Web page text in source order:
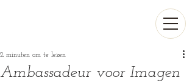
Ambassadeur voor Imagen
2 minuten om te lezen